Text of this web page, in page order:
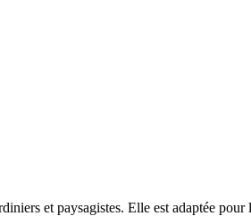
et paysagistes. Elle est adaptée pour